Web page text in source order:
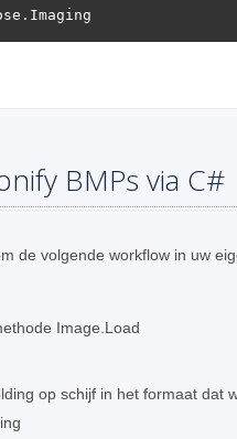
BMPs via C#
de volgende workflow in uw
Image.Load
op schijf in het formaat dat